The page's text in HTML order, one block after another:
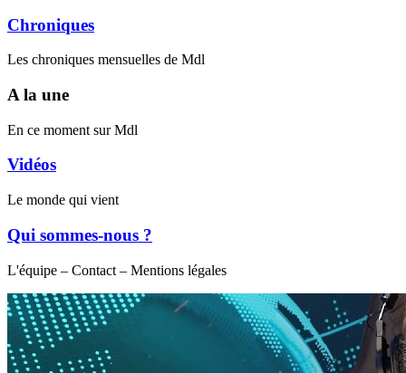
Chroniques
Les chroniques mensuelles de Mdl
A la une
En ce moment sur Mdl
Vidéos
Le monde qui vient
Qui sommes-nous ?
L'équipe – Contact – Mentions légales